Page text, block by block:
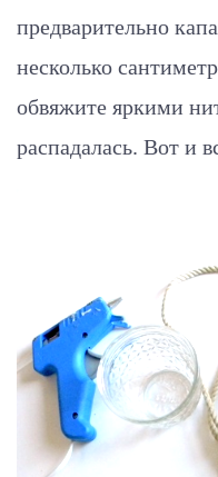
предварительно
несколько
обвяжите яркими
распадалась. Вот и